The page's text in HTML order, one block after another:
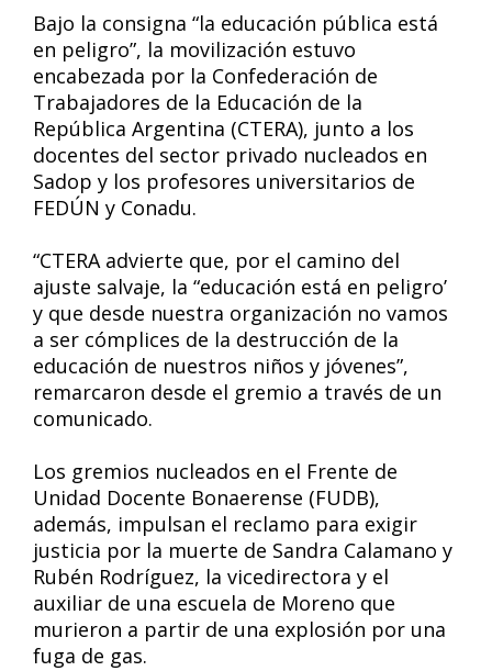
Bajo la consigna “la educación pública está
en peligro”, la movilización estuvo
encabezada por la Confederación de
Trabajadores de la Educación de la
República Argentina (CTERA), junto a los
docentes del sector privado nucleados en
Sadop y los profesores universitarios de
FEDÚN y Conadu.
“CTERA advierte que, por el camino del
ajuste salvaje, la “educación está en peligro’
y que desde nuestra organización no vamos
a ser cómplices de la destrucción de la
educación de nuestros niños y jóvenes”,
remarcaron desde el gremio a través de un
comunicado.
Los gremios nucleados en el Frente de
Unidad Docente Bonaerense (FUDB),
además, impulsan el reclamo para exigir
justicia por la muerte de Sandra Calamano y
Rubén Rodríguez, la vicedirectora y el
auxiliar de una escuela de Moreno que
murieron a partir de una explosión por una
fuga de gas.